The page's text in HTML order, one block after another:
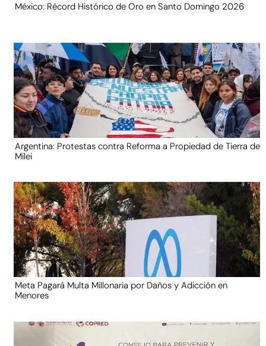
México: Récord Histórico de Oro en Santo Domingo 2026
Argentina: Protestas contra Reforma a Propiedad de Tierra de
Milei
Meta Pagará Multa Millonaria por Daños y Adicción en
Menores